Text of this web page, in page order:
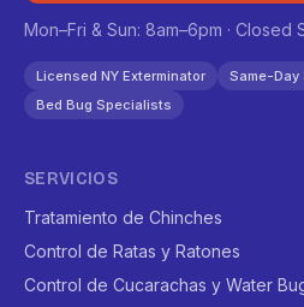
Mon–Fri & Sun: 8am–6pm · Closed
Licensed NY Exterminator
Same-Day
Bed Bug Specialists
SERVICIOS
Tratamiento de Chinches
Control de Ratas y Ratones
Control de Cucarachas y Water